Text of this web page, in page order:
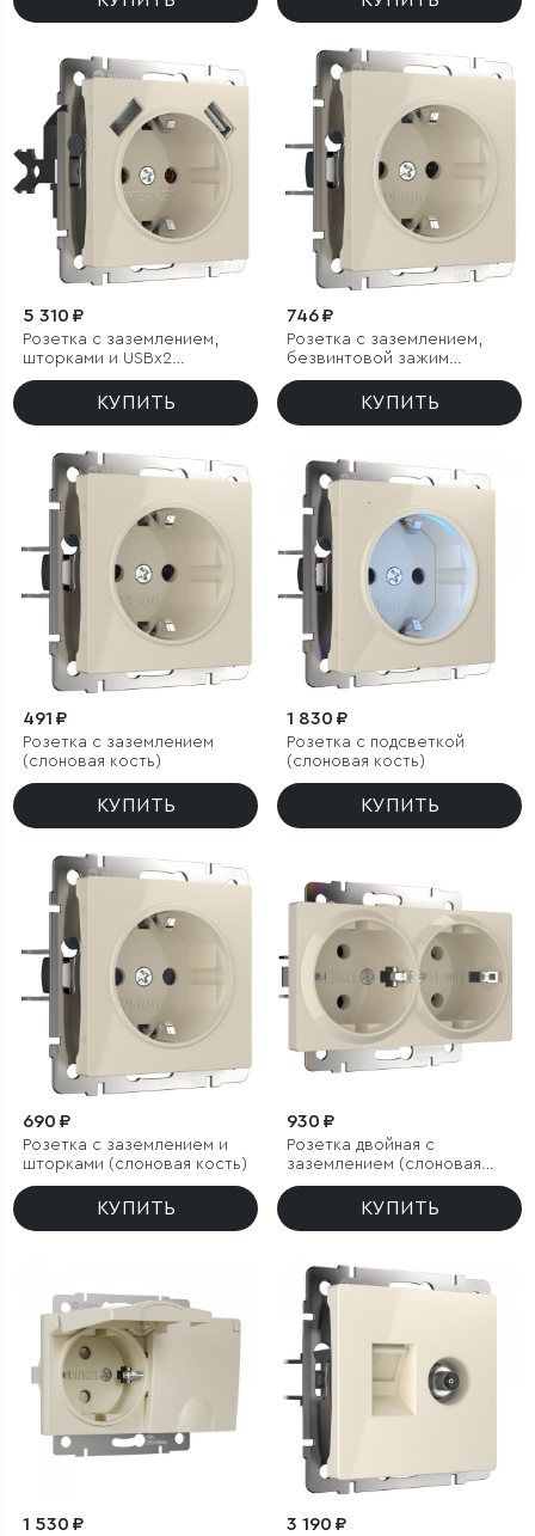
5 310 ₽
Розетка с заземлением,
шторками и USBх2
(слоновая кость)
КУПИТЬ
746 ₽
Розетка с заземлением,
безвинтовой зажим
(слоновая кость)
КУПИТЬ
491 ₽
Розетка с заземлением
(слоновая кость)
КУПИТЬ
1 830 ₽
Розетка с подсветкой
(слоновая кость)
КУПИТЬ
690 ₽
Розетка с заземлением и
шторками (слоновая кость)
КУПИТЬ
930 ₽
Розетка двойная с
заземлением (слоновая
кость)
КУПИТЬ
1 530 ₽ 3 190 ₽